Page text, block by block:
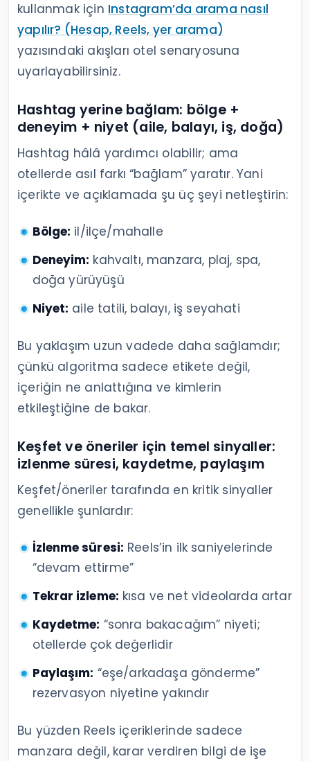
kullanmak için Instagram’da arama nasıl
yapılır? (Hesap, Reels, yer arama)
yazısındaki akışları otel senaryosuna
uyarlayabilirsiniz.
Hashtag yerine bağlam: bölge +
deneyim + niyet (aile, balayı, iş, doğa)
Hashtag hâlâ yardımcı olabilir; ama
otellerde asıl farkı “bağlam” yaratır. Yani
içerikte ve açıklamada şu üç şeyi netleştirin:
Bölge: il/ilçe/mahalle
Deneyim: kahvaltı, manzara, plaj, spa,
doğa yürüyüşü
Niyet: aile tatili, balayı, iş seyahati
Bu yaklaşım uzun vadede daha sağlamdır;
çünkü algoritma sadece etikete değil,
içeriğin ne anlattığına ve kimlerin
etkileştiğine de bakar.
Keşfet ve öneriler için temel sinyaller:
izlenme süresi, kaydetme, paylaşım
Keşfet/öneriler tarafında en kritik sinyaller
genellikle şunlardır:
İzlenme süresi: Reels’in ilk saniyelerinde
“devam ettirme”
Tekrar izleme: kısa ve net videolarda artar
Kaydetme: “sonra bakacağım” niyeti;
otellerde çok değerlidir
Paylaşım: “eşe/arkadaşa gönderme”
rezervasyon niyetine yakındır
Bu yüzden Reels içeriklerinde sadece
manzara değil, karar verdiren bilgi de işe